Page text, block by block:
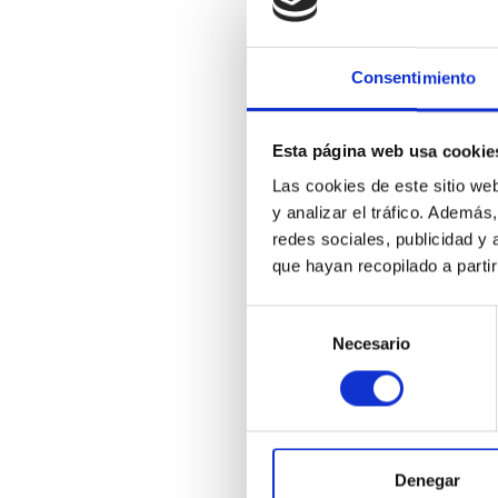
Consentimiento
Esta página web usa
Las cookies de este sitio
y analizar el tráfico.
redes sociales, publicidad y
que hayan recopilado a
consentimiento
Necesario
Denegar